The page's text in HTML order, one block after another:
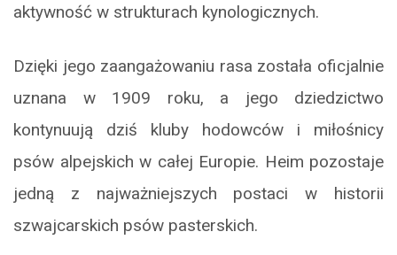
aktywność w strukturach kynologicznych.
Dzięki jego zaangażowaniu rasa została oficjalnie
uznana w 1909 roku, a jego dziedzictwo
kontynuują dziś kluby hodowców i miłośnicy
psów alpejskich w całej Europie. Heim pozostaje
jedną z najważniejszych postaci w historii
szwajcarskich psów pasterskich.